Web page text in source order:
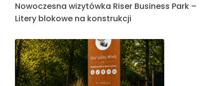
Nowoczesna wizytówka Riser Business Park –
Litery blokowe na konstrukcji